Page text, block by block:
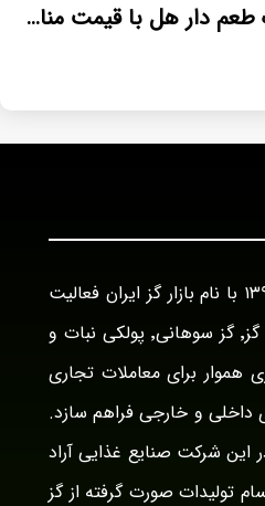
خرید پشمک طعم دار هل با قیمت مناسب
بازرگانی گز آراد در سال ۱۳۹۴ با نام بازار گز ایران فعالیت
خود رو در زمینه ی عرضه گز٬ گز سوهانی٬ پولکی نبات و
هموار برای معاملات تجاری
داخلی و خارجی فراهم سازد.
این شرکت صنایع غذایی آراد
تولیدات صورت گرفته از گز